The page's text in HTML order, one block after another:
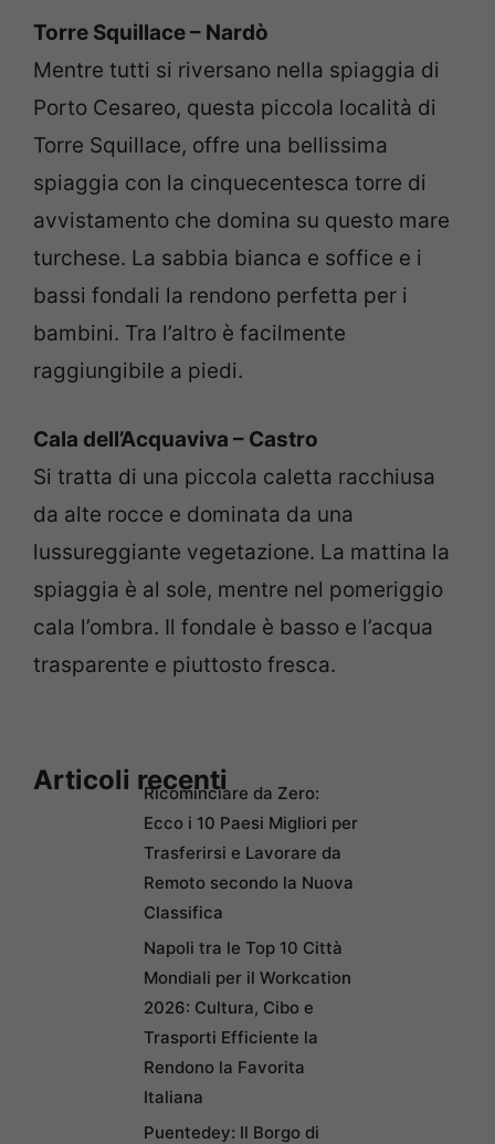
Torre Squillace – Nardò
Mentre tutti si riversano nella spiaggia di
Porto Cesareo, questa piccola località di
Torre Squillace, offre una bellissima
spiaggia con la cinquecentesca torre di
avvistamento che domina su questo mare
turchese. La sabbia bianca e soffice e i
bassi fondali la rendono perfetta per i
bambini. Tra l’altro è facilmente
raggiungibile a piedi.
Cala dell’Acquaviva – Castro
Si tratta di una piccola caletta racchiusa
da alte rocce e dominata da una
lussureggiante vegetazione. La mattina la
spiaggia è al sole, mentre nel pomeriggio
cala l’ombra. Il fondale è basso e l’acqua
trasparente e piuttosto fresca.
Articoli recentiRicominciare da Zero:
Ecco i 10 Paesi Migliori per
Trasferirsi e Lavorare da
Remoto secondo la Nuova
Classifica
Napoli tra le Top 10 Città
Mondiali per il Workcation
2026: Cultura, Cibo e
Trasporti Efficiente la
Rendono la Favorita
Italiana
Puentedey: Il Borgo di